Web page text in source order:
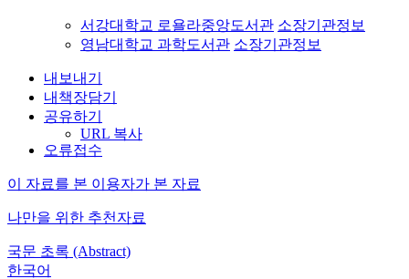
서강대학교 로욜라중앙도서관 소장기관정보
영남대학교 과학도서관 소장기관정보
내보내기
내책장담기
공유하기
URL 복사
오류접수
이 자료를 본 이용자가 본 자료
나만을 위한 추천자료
국문 초록 (Abstract)
한국어